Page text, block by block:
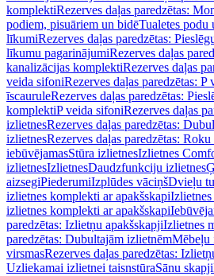
komplektiRezerves daļas paredzētas:
podiem, pisuāriem un bidēTualetes
līkumiRezerves daļas paredzētas:
līkumu pagarinājumiRezerves daļas
kanalizācijas komplektiRezerves daļas
veida sifoniRezerves daļas paredzētas: P
īscauruleRezerves daļas paredzētas:
komplektiP veida sifoniRezerves daļas
izlietnesRezerves daļas paredzētas:
izlietnesRezerves daļas paredzētas:
iebūvējamasStūra izlietnesIzlietnes
izlietnesIzlietnesDaudzfunkciju izlietnes
aizsegiPiederumiIzplūdes vāciņšDvieļu
izlietnes komplekti ar apakšskapi
izlietnes komplekti ar apakšskapi
paredzētas: Izlietņu apakšskapjiIzlietnes
paredzētas: Dubultajām izlietnēmMēbeļu
virsmasRezerves daļas paredzētas:
Uzliekamai izlietnei taisnstūraSānu skapji